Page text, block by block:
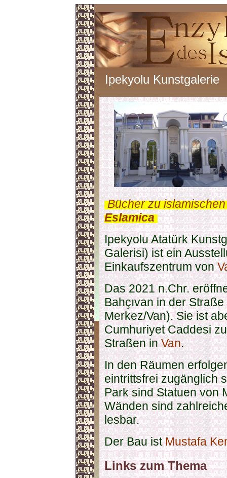
Ipekyolu Kunstgalerie
.Bücher zu
Eslamica.
Ipekyolu Atatürk
Galerisi) ist ein
Einkaufszentrum von
Das 2021 n.Chr.
Bahçıvan in der
Merkez/Van). Sie ist
Cumhuriyet Caddesi
Straßen inVan.
In den Räumen
eintrittsfrei zugänglich
Park sind Statuen von
Wänden sind
lesbar.
Der Bau istMustafa
Links zum Thema